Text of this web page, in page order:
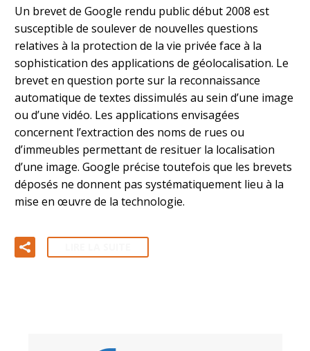
Un brevet de Google rendu public début 2008 est
susceptible de soulever de nouvelles questions
relatives à la protection de la vie privée face à la
sophistication des applications de géolocalisation. Le
brevet en question porte sur la reconnaissance
automatique de textes dissimulés au sein d’une image
ou d’une vidéo. Les applications envisagées
concernent l’extraction des noms de rues ou
d’immeubles permettant de resituer la localisation
d’une image. Google précise toutefois que les brevets
déposés ne donnent pas systématiquement lieu à la
mise en œuvre de la technologie.